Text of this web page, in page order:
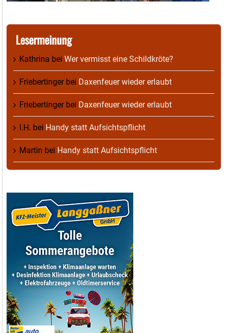
Lesermeinung
Kathrina bei Wer vermisst eine Schildkröte?
Friebertingerbei Daxenfeuer wieder erlaubt
Friebertingerbei Daxenfeuer wieder erlaubt
I.H. bei Handy statt Aufsichtspflicht
Martin bei Handy statt Aufsichtspflicht